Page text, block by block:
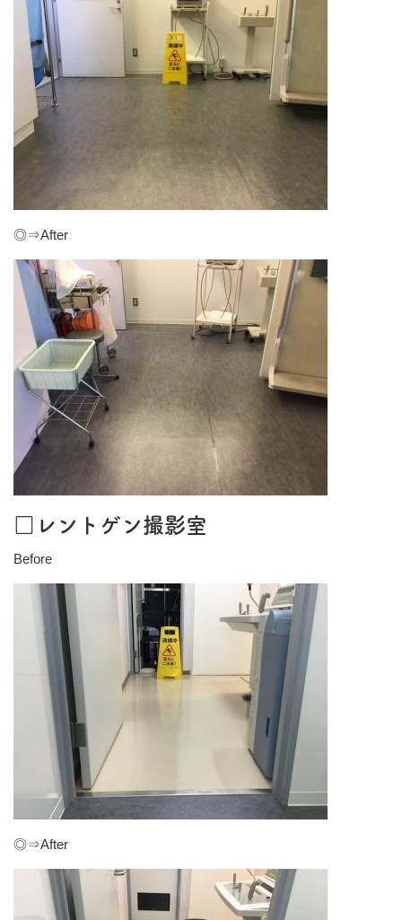
◎⇒After
□レントゲン撮影室
Before
◎⇒After